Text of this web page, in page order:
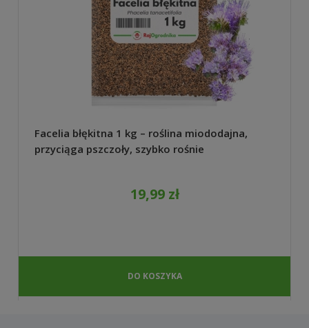
Facelia błękitna 1 kg – roślina miododajna,
przyciąga pszczoły, szybko rośnie
19,99 zł
DO KOSZYKA